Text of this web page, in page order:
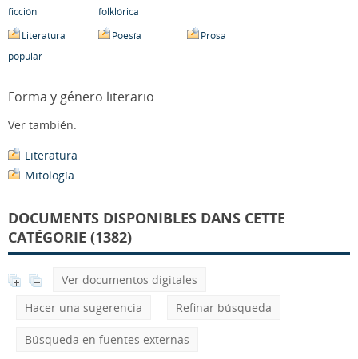
ficción
folklórica
Literatura
popular
Poesía Prosa
Forma y género literario
Ver también:
Literatura
Mitología
DOCUMENTS DISPONIBLES DANS CETTE
CATÉGORIE (1382)
Ver documentos digitales
Hacer una sugerencia
Refinar búsqueda
Búsqueda en fuentes externas